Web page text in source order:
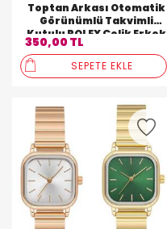
Toptan Arkası Otomatik
Görünümlü Takvimli
Kutulu ROLEX Çelik Erkek
Kol Saati
350,00 TL
SEPETE EKLE